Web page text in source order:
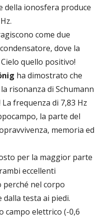
della ionosfera produce
come due
dove la
quello positivo!
ha dimostrato che
risonanza di Schumann
frequenza di 7,83 Hz
la parte del
memoria ed
per la maggior parte
eccellenti
nel corpo
testa ai piedi.
campo elettrico (-0,6